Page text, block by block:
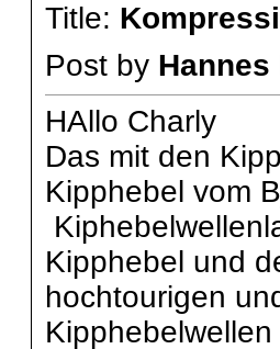
Title:
Post by Hannes
HAllo Charly
Das mit den
Kipphebel vom
Kipphebel und
hochtourigen